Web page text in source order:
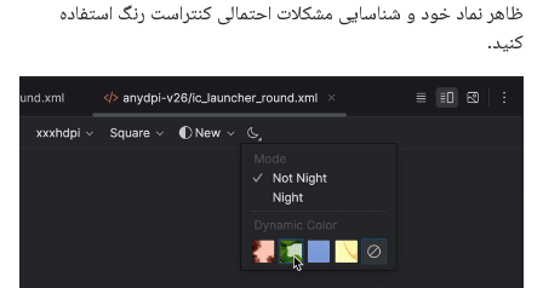
ظاهر نماد خود و شناسایی مشکلات احتمالی کنتراست رنگ استفاده
کنید.